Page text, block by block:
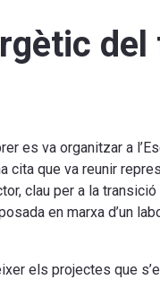
es va organitzar a
cita que va reunir
clau per a la
en marxa d’un
els projectes que